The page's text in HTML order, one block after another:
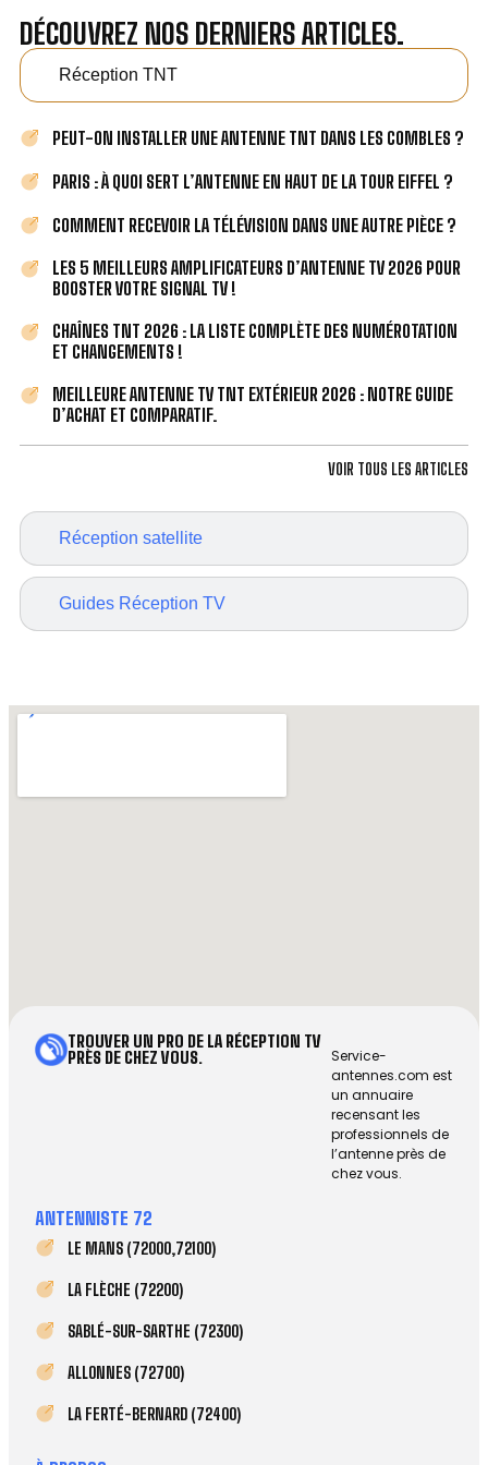
DÉCOUVREZ NOS DERNIERS ARTICLES.
Réception TNT
Réception satellite
Guides Réception TV
PEUT-ON INSTALLER UNE ANTENNE TNT DANS LES COMBLES ?
PARIS : À QUOI SERT L’ANTENNE EN HAUT DE LA TOUR EIFFEL ?
COMMENT RECEVOIR LA TÉLÉVISION DANS UNE AUTRE PIÈCE ?
LES 5 MEILLEURS AMPLIFICATEURS D’ANTENNE TV 2026 POUR
BOOSTER VOTRE SIGNAL TV !
CHAÎNES TNT 2026 : LA LISTE COMPLÈTE DES NUMÉROTATION
ET CHANGEMENTS !
MEILLEURE ANTENNE TV TNT EXTÉRIEUR 2026 : NOTRE GUIDE
D’ACHAT ET COMPARATIF.
VOIR TOUS LES ARTICLES
TROUVER UN PRO DE LA RÉCEPTION TV
PRÈS DE CHEZ VOUS.
Service-
antennes.com est
un annuaire
recensant les
professionnels de
l’antenne près de
chez vous.
ANTENNISTE 72
LE MANS (72000,72100)
LA FLÈCHE (72200)
SABLÉ-SUR-SARTHE (72300)
ALLONNES (72700)
LA FERTÉ-BERNARD (72400)